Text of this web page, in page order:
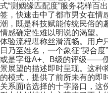
式“测姻缘匹配度”服务花样百
签，快速击中了都市男女在情
潮，既是科技赋能传统民俗的
情感确定性难以明说的渴望。
体验流程堪称丝滑流畅。用户
日乃至姓名，一个象征“契合
或是字母A+、B级的评级——
景展望的描述即时呈现。这种
的模式，提供了前所未有的即
关系面临选择的十字路口，这